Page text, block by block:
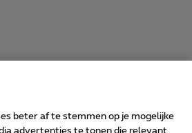
beter af te stemmen op je mogelijke
advertenties te tonen die relevant